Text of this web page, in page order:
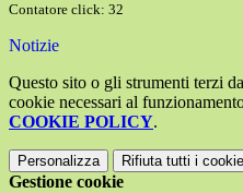
Contatore click: 32
Notizie
Questo sito o gli strumenti terzi
cookie necessari al
COOKIE POLICY.
Personalizza Rifiuta tutti i
Gestione cookie